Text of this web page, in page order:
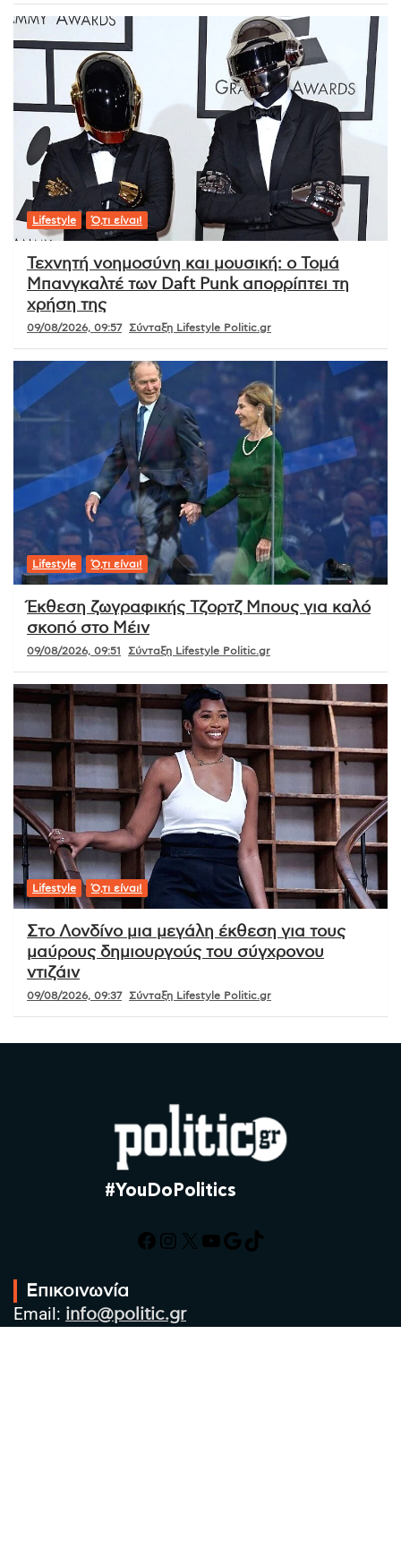
Lifestyle Ό,τι είναι!
Τεχνητή νοημοσύνη και μουσική: ο Τομά
Μπανγκαλτέ των Daft Punk απορρίπτει τη
χρήση της
09/08/2026, 09:57 Σύνταξη Lifestyle Politic.gr
Lifestyle Ό,τι είναι!
Έκθεση ζωγραφικής Τζορτζ Μπους για καλό
σκοπό στο Μέιν
09/08/2026, 09:51 Σύνταξη Lifestyle Politic.gr
Lifestyle Ό,τι είναι!
Στο Λονδίνο μια μεγάλη έκθεση για τους
μαύρους δημιουργούς του σύγχρονου
ντιζάιν
09/08/2026, 09:37 Σύνταξη Lifestyle Politic.gr
#YouDoPolitics
Facebook
Instagram
X YouTube
Google
TikTok
Επικοινωνία
Email: info@politic.gr